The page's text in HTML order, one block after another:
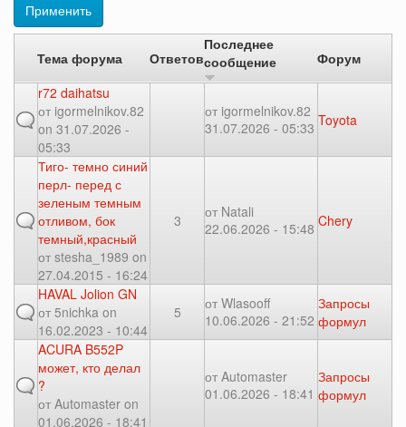
Применить
Тема форума Ответов
Последнее
сообщение
Форум
r72 daihatsu
от igormelnikov.82
on 31.07.2026 -
05:33
от igormelnikov.82
31.07.2026 - 05:33 Toyota
Тиго- темно синий
перл- перед с
зеленым темным
отливом, бок
темный,красный
от stesha_1989 on
27.04.2015 - 16:24
3 от Natali
22.06.2026 - 15:48 Chery
HAVAL Jolion GN
от 5nichka on
16.02.2023 - 10:44
5 от Wlasooff
10.06.2026 - 21:52
Запросы
формул
ACURA B552P
может, кто делал
?
от Automaster on
01.06.2026 - 18:41
от Automaster
01.06.2026 - 18:41
Запросы
формул